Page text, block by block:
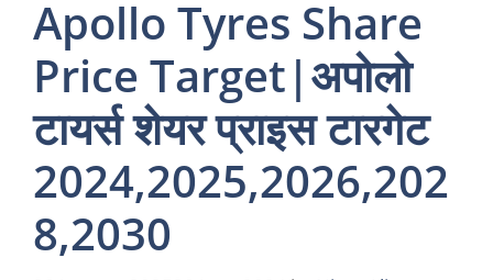
Apollo Tyres Share
Price Target|अपोलो
टायर्स शेयर प्राइस टारगेट
2024,2025,2026,202
8,2030